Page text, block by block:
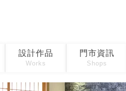
設計作品
Works
門市資訊
Shops